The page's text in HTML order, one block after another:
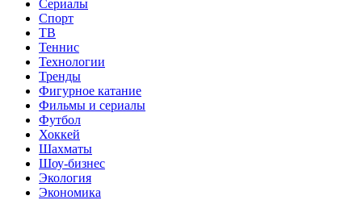
Сериалы
Спорт
ТВ
Теннис
Технологии
Тренды
Фигурное катание
Фильмы и сериалы
Футбол
Хоккей
Шахматы
Шоу-бизнес
Экология
Экономика